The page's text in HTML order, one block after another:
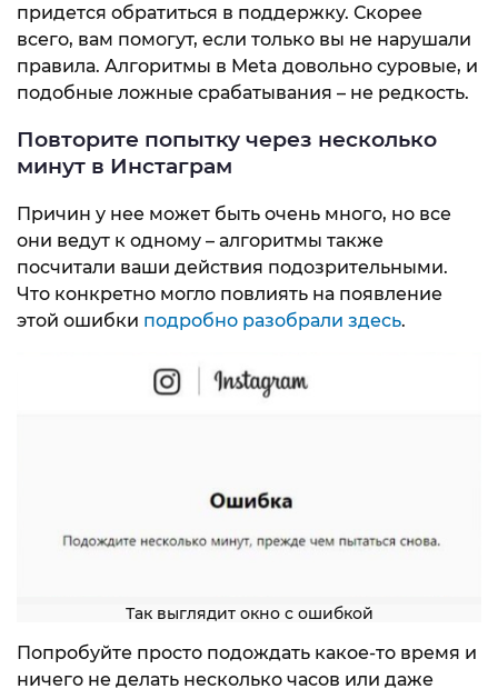
придется обратиться в поддержку. Скорее
всего, вам помогут, если только вы не нарушали
правила. Алгоритмы в Meta довольно суровые, и
подобные ложные срабатывания – не редкость.
Повторите попытку через несколько
минут в Инстаграм
Причин у нее может быть очень много, но все
они ведут к одному – алгоритмы также
посчитали ваши действия подозрительными.
Что конкретно могло повлиять на появление
этой ошибки подробно разобрали здесь.
Так выглядит окно с ошибкой
Попробуйте просто подождать какое-то время и
ничего не делать несколько часов или даже